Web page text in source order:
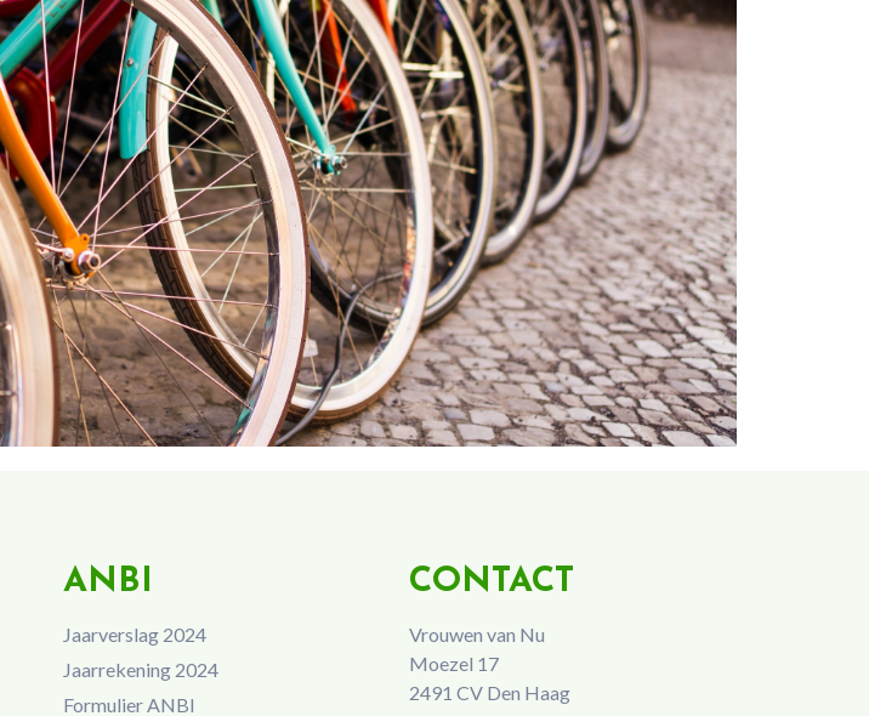
ANBI
Jaarverslag 2024
Jaarrekening 2024
Formulier ANBI
CONTACT
Vrouwen van Nu
Moezel 17
2491 CV Den Haag